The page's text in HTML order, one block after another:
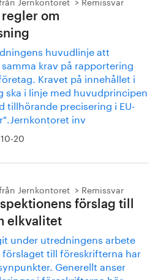
om
huvudlinje att
krav på rapportering
Kravet på innehållet i
i linje med huvudprincipen
tillhörande precisering i EU-
inv
20
Jernkontoret Remissvar
förslag till
elkvalitet
under utredningens arbete
till föreskrifterna har
Generellt anser